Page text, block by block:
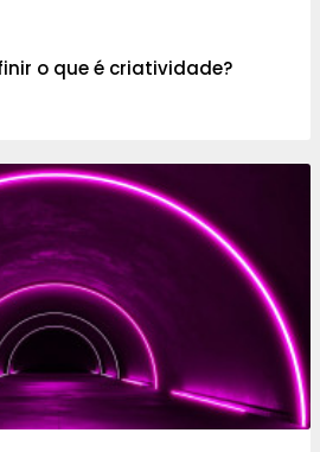
o que é criatividade?